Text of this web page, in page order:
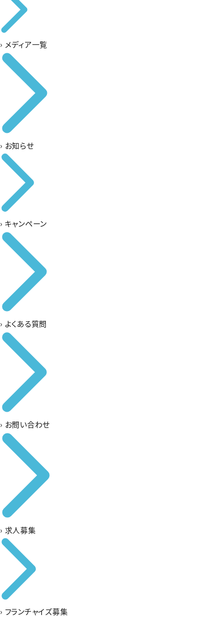
› メディア一覧
› お知らせ
› キャンペーン
› よくある質問
› お問い合わせ
› 求人募集
› フランチャイズ募集